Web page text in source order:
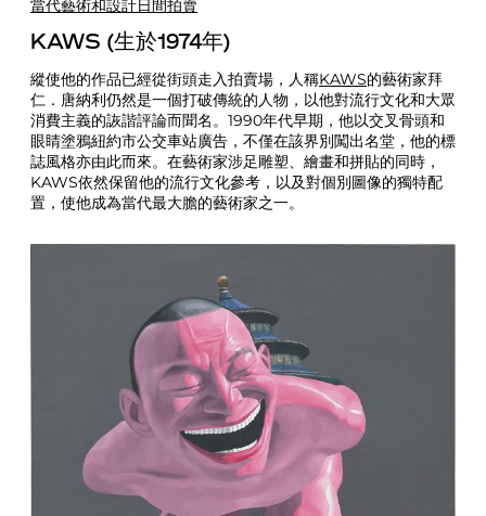
當代藝術和設計日間拍賣
KAWS (生於1974年)
縱使他的作品已經從街頭走入拍賣場，人稱KAWS的藝術家拜
仁．唐納利仍然是一個打破傳統的人物，以他對流行文化和大眾
消費主義的詼諧評論而聞名。1990年代早期，他以交叉骨頭和
眼睛塗鴉紐約市公交車站廣告，不僅在該界別闖出名堂，他的標
誌風格亦由此而來。在藝術家涉足雕塑、繪畫和拼貼的同時，
KAWS依然保留他的流行文化參考，以及對個別圖像的獨特配
置，使他成為當代最大膽的藝術家之一。